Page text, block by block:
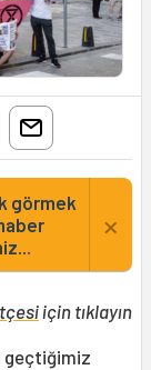
görmek
×
için tıklayın
geçtiğimiz